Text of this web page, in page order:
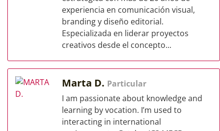
experiencia en comunicación visual,
branding y diseño editorial.
Especializada en liderar proyectos
creativos desde el concepto...
Marta D. Particular
I am passionate about knowledge and
learning by vocation. I’m used to
interacting in international